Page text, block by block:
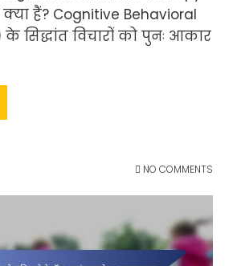
हैं? Cognitive Behavioral
के सिद्धांत विचारों को पुनः आकार
NO COMMENTS